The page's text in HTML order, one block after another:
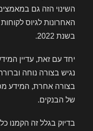
השינוי הזה גם
האחרונות לגיוס
בשנת 2022.
יחד עם זאת, עדיין
נגיש בצורה נוחה
בצורה אחרת, המידע
של הבנקים.
בדיוק בגלל זה הקמנו